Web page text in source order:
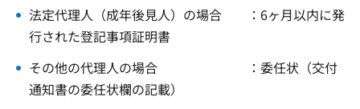
法定代理人（成年後見人）の場合 ：6ヶ月以内に発
行された登記事項証明書
その他の代理人の場合 ：委任状（交付
通知書の委任状欄の記載）